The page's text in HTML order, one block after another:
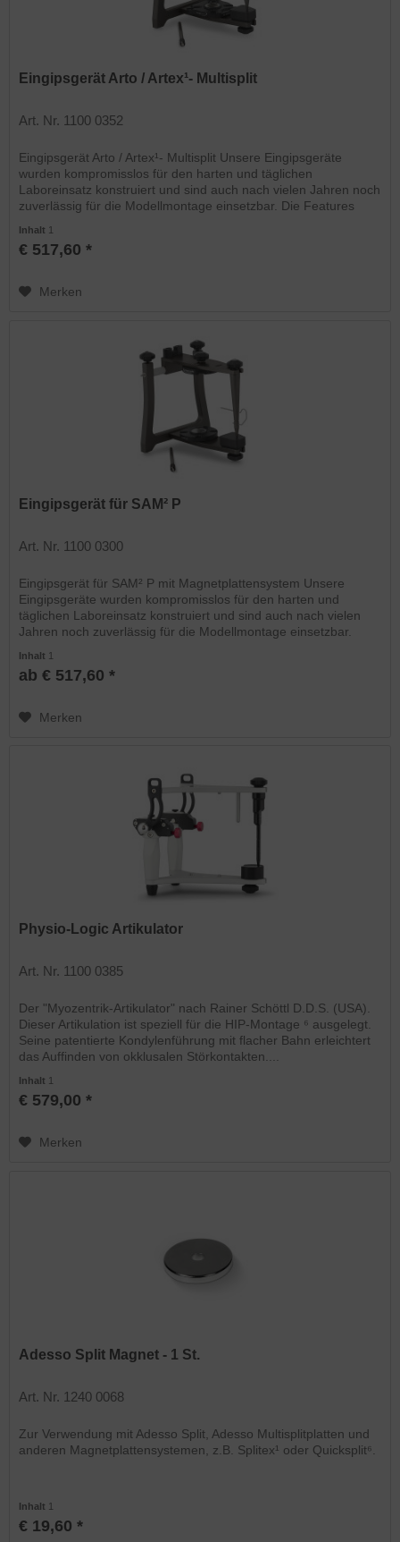
Eingipsgerät Arto / Artex¹- Multisplit
Art. Nr. 1100 0352
Eingipsgerät Arto / Artex¹- Multisplit Unsere Eingipsgeräte
wurden kompromisslos für den harten und täglichen
Laboreinsatz konstruiert und sind auch nach vielen Jahren noch
zuverlässig für die Modellmontage einsetzbar. Die Features
Inhalt 1
€ 517,60 *
Merken
Eingipsgerät für SAM² P
Art. Nr. 1100 0300
Eingipsgerät für SAM² P mit Magnetplattensystem Unsere
Eingipsgeräte wurden kompromisslos für den harten und
täglichen Laboreinsatz konstruiert und sind auch nach vielen
Jahren noch zuverlässig für die Modellmontage einsetzbar.
Inhalt 1
ab € 517,60 *
Merken
Physio-Logic Artikulator
Art. Nr. 1100 0385
Der "Myozentrik-Artikulator" nach Rainer Schöttl D.D.S. (USA).
Dieser Artikulation ist speziell für die HIP-Montage ⁶ ausgelegt.
Seine patentierte Kondylenführung mit flacher Bahn erleichtert
das Auffinden von okklusalen Störkontakten....
Inhalt 1
€ 579,00 *
Merken
Adesso Split Magnet - 1 St.
Art. Nr. 1240 0068
Zur Verwendung mit Adesso Split, Adesso Multisplitplatten und
anderen Magnetplattensystemen, z.B. Splitex¹ oder Quicksplit⁶.
Inhalt 1
€ 19,60 *